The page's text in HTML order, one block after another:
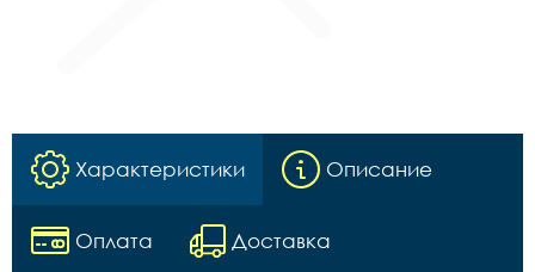
Характеристики Описание
Оплата Доставка